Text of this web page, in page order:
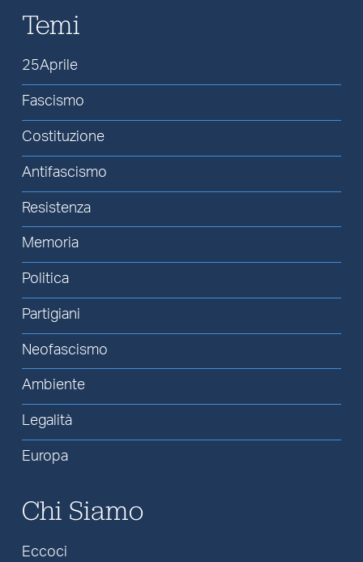
Temi
25Aprile
Fascismo
Costituzione
Antifascismo
Resistenza
Memoria
Politica
Partigiani
Neofascismo
Ambiente
Legalità
Europa
Chi Siamo
Eccoci